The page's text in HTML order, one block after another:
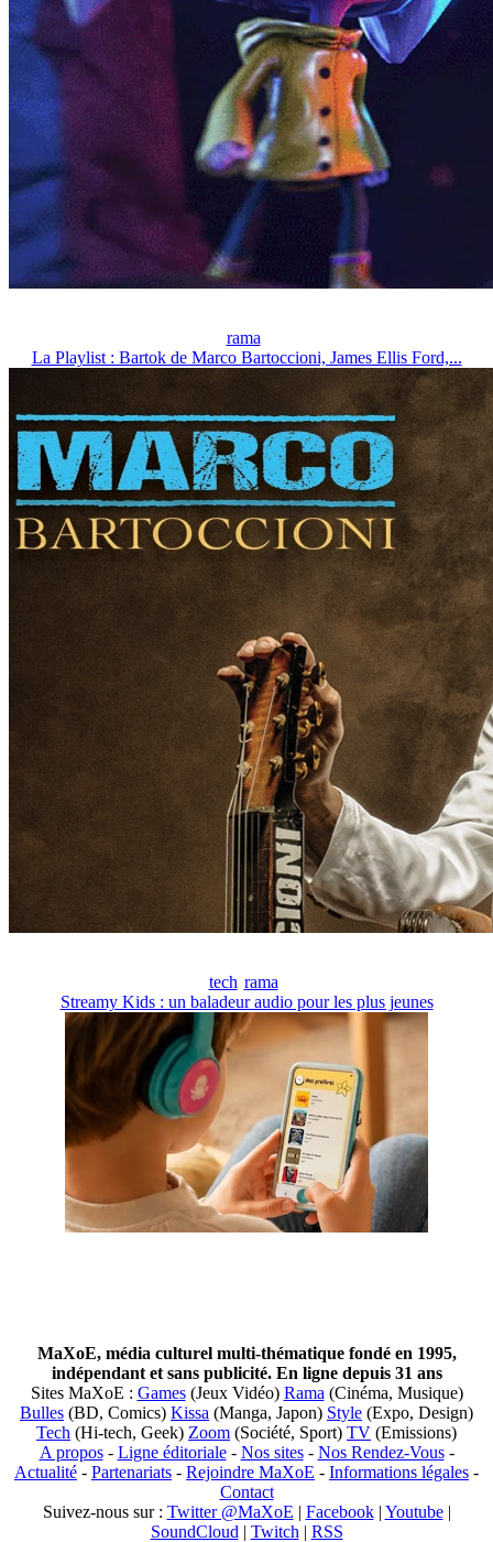
rama
La Playlist : Bartok de Marco Bartoccioni, James Ellis Ford,...
tech rama
Streamy Kids : un baladeur audio pour les plus jeunes
MaXoE, média culturel multi-thématique fondé en 1995,
indépendant et sans publicité. En ligne depuis 31 ans
Sites MaXoE : Games(Jeux Vidéo) Rama (Cinéma, Musique)
Bulles (BD, Comics) Kissa (Manga, Japon) Style (Expo, Design)
Tech (Hi-tech, Geek) Zoom (Société, Sport) TV (Emissions)
A propos- Ligne éditoriale- Nos sites- Nos Rendez-Vous-
Actualité - Partenariats - Rejoindre MaXoE - Informations légales -
Contact
Suivez-nous sur : Twitter @MaXoE | Facebook| Youtube|
SoundCloud | Twitch | RSS